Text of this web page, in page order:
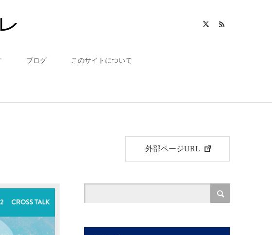
ブログ このサイトについて
外部ページURL